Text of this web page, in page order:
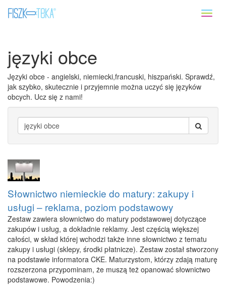
języki obce
Języki obce - angielski, niemiecki,francuski, hiszpański. Sprawdź,
jak szybko, skutecznie i przyjemnie można uczyć się języków
obcych. Ucz się z nami!
Słownictwo niemieckie do matury: zakupy i
usługi – reklama, poziom podstawowy
Zestaw zawiera słownictwo do matury podstawowej dotyczące
zakupów i usług, a dokładnie reklamy. Jest częścią większej
całości, w skład której wchodzi także inne słownictwo z tematu
zakupy i usługi (sklepy, środki płatnicze). Zestaw został stworzony
na podstawie informatora CKE. Maturzystom, którzy zdają maturę
rozszerzona przypominam, że muszą też opanować słownictwo
podstawowe. Powodzenia:)